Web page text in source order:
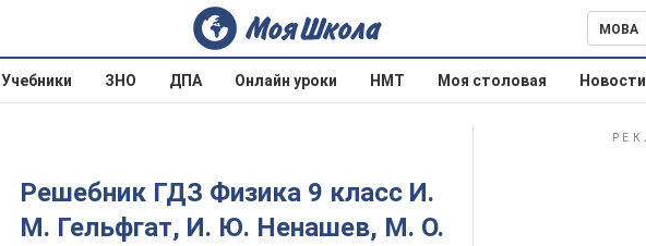
МОВА
Учебники ЗНО ДПА Онлайн уроки НМТ Моя столовая Новости
Решебник ГДЗ Физика 9 класс И.
М. Гельфгат, И. Ю. Ненашев, М. О.